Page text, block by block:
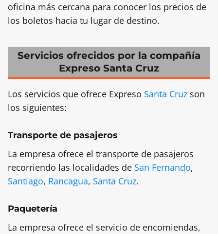
oficina más cercana para conocer los precios de
los boletos hacia tu lugar de destino.
Servicios ofrecidos por la compañía
Expreso Santa Cruz
Los servicios que ofrece Expreso Santa Cruz son
los siguientes:
Transporte de pasajeros
La empresa ofrece el transporte de pasajeros
recorriendo las localidades de San Fernando,
Santiago, Rancagua, Santa Cruz.
Paquetería
La empresa ofrece el servicio de encomiendas,